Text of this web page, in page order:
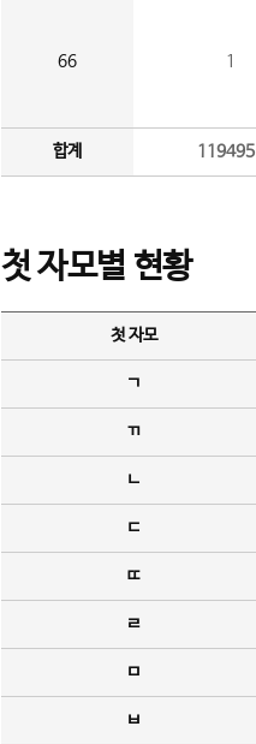
66 1
합계
첫 자모별 현황
첫 자모
ㄱ
ㄲ
ㄴ
ㄷ
ㄸ
ㄹ
ㅁ
ㅂ